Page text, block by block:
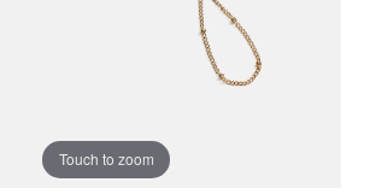
Touch to zoom